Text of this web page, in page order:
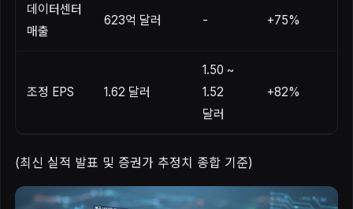
데이터센터
매출
623억 달러 - +75%
조정 EPS 1.62 달러
1.50 ~
1.52
달러
+82%
(최신 실적 발표 및 증권가 추정치 종합 기준)